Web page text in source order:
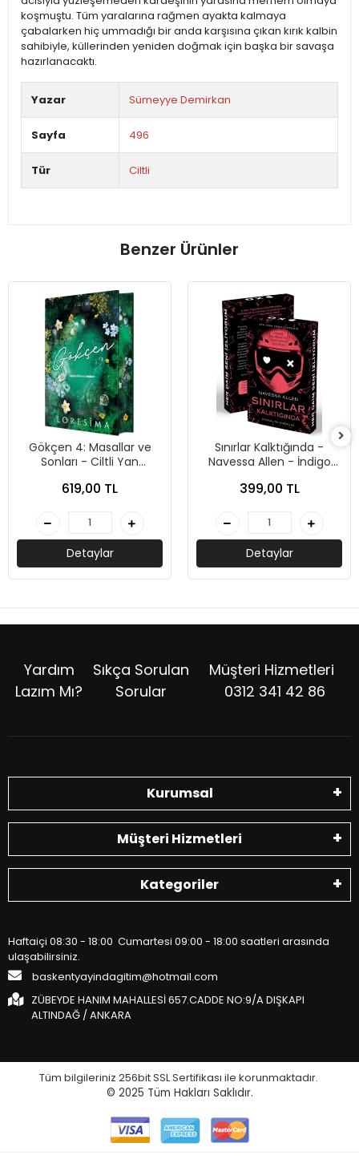
koşmuştu. Tüm yaralarına rağmen ayakta kalmaya
çabalarken hiç ummadığı bir anda karşısına çıkan kırık kalbin
sahibiyle, küllerinden yeniden doğmak için başka bir savaşa
hazırlanacaktı.
Yazar Sümeyye Demirkan
Sayfa 496
Tür Ciltli
Benzer Ürünler
Gökçen 4: Masallar ve
Sonları - Ciltli Yan
Ephesus Yayınları
619,00 TL
Detaylar
Sınırlar Kalktığında -
Navessa Allen - İndigo
399,00 TL
Detaylar
Yardım
Lazım Mı?
Sıkça Sorulan
Sorular
Müşteri Hizmetleri
0312 341 42 86
Kurumsal
Müşteri Hizmetleri
Kategoriler
Haftaiçi 08:30 - 18:00 Cumartesi 09:00 - 18:00 saatleri arasında
ulaşabilirsiniz.
baskentyayindagitim@hotmail.com
ZÜBEYDE HANIM MAHALLESİ 657.CADDE NO:9/A DIŞKAPI
ALTINDAĞ / ANKARA
Tüm bilgileriniz 256bit SSL Sertifikası ile korunmaktadır.
© 2025 Tüm Hakları Saklıdır.